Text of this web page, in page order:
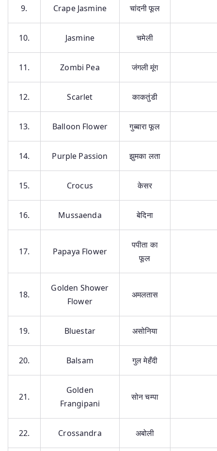
9. Crape Jasmine चांदनी फूल
10. Jasmine चमेली
11. Zombi Pea जंगली मूंग
12. Scarlet काकतुंडी
13. Balloon Flower गुब्बारा फूल
14. Purple Passion झुमका लता
15. Crocus केसर
16. Mussaenda बेदिना
17. Papaya Flower
पपीता का
फूल
18.
Golden Shower
Flower
अमलतास
19. Bluestar असोनिया
20. Balsam गुल मेहँदी
21.
Golden
Frangipani
सोन चम्पा
22. Crossandra अबोली